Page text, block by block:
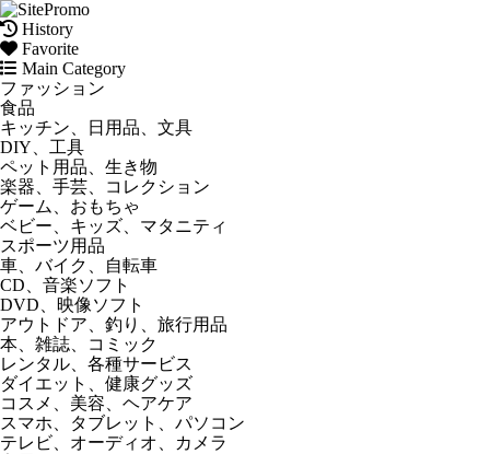
History
Favorite
Main Category
ファッション
食品
キッチン、日用品、文具
DIY、工具
ペット用品、生き物
楽器、手芸、コレクション
ゲーム、おもちゃ
ベビー、キッズ、マタニティ
スポーツ用品
車、バイク、自転車
CD、音楽ソフト
DVD、映像ソフト
アウトドア、釣り、旅行用品
本、雑誌、コミック
レンタル、各種サービス
ダイエット、健康グッズ
コスメ、美容、ヘアケア
スマホ、タブレット、パソコン
テレビ、オーディオ、カメラ